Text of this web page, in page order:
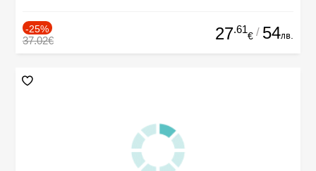
-25%
37.02€ 27.61
€ / 54лв.